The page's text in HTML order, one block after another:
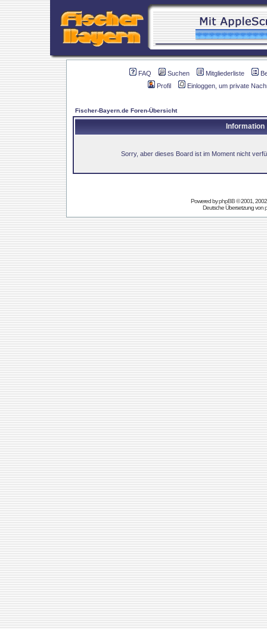
FAQ Suchen Mitgliederliste
Profil
Einloggen, um private
Fischer-Bayern.de Foren-Übersicht
Information
Sorry, aber dieses Board ist im Moment nicht
Powered byphpBB© 2001,
Deutsche Übersetzung von